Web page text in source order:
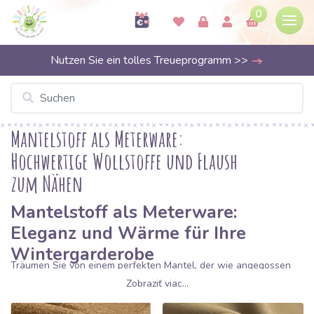
0
Nutzen Sie ein tolles Treueprogramm >>
Mantelstoff als Meterware:
Hochwertige Wollstoffe und Flaush
zum Nähen
Mantelstoff als Meterware:
Eleganz und Wärme für Ihre
Wintergarderobe
Träumen Sie von einem perfekten Mantel, der wie angegossen
sitzt und Sie zuverlässig wärmt? Bei Bubustoffe finden Sie eine
Funktionalität vereinen. Ob klassischer Wollflaush, moderne
Zobraziť viac...